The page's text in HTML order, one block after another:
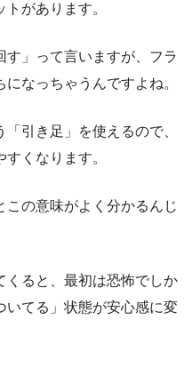
があります。
す」って言いますが、フラ
なっちゃうんですよね。
引き足」を使えるので、
くなります。
この意味がよく分かるんじ
くると、最初は恐怖でしか
いてる」状態が安心感に変